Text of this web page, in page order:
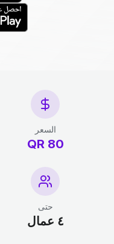
السعر
80 QR
حتى
٤ عمال